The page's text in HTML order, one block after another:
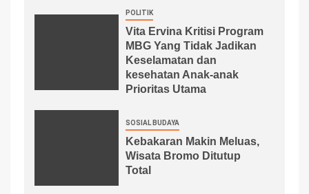
POLITIK
Vita Ervina Kritisi Program
MBG Yang Tidak Jadikan
Keselamatan dan
kesehatan Anak-anak
Prioritas Utama
SOSIAL BUDAYA
Kebakaran Makin Meluas,
Wisata Bromo Ditutup
Total